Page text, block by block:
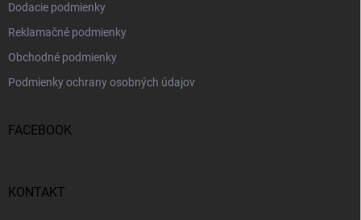
Dodacie podmienky
Reklamačné podmienky
Obchodné podmienky
Podmienky ochrany osobných údajov
FACEBOOK
KONTAKT